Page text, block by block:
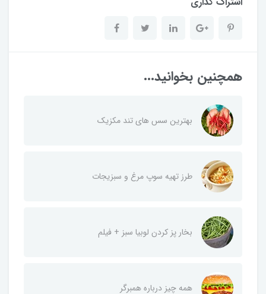
همچنین بخوانید...
بهترین سس های تند مکزیک
طرز تهیه سوپ مرغ و سبزیجات
بخار پز کردن لوبیا سبز + فیلم
همه چیز درباره همبرگر